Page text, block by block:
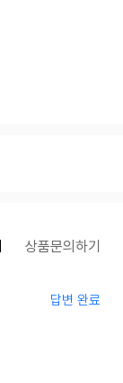
상품문의하기
답변 완료